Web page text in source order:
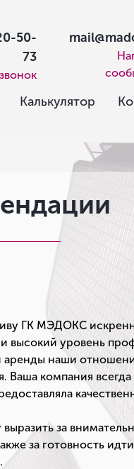
50-
73
Калькулятор
ГК МЭДОКС
высокий уровень
наши
Ваша компания
за
за готовность